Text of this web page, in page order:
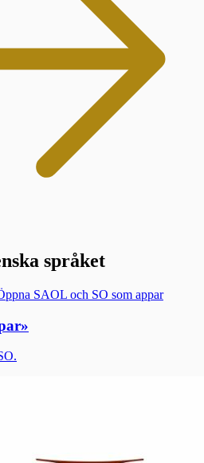
språket
SAOL och SO som appar
»